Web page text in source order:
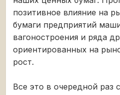
позитивное влияние на
бумаги предприятий
вагоностроения и ряда
ориентированных на
рост.
Все это в очередной раз